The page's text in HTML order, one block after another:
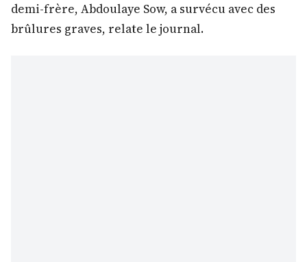
demi-frère, Abdoulaye Sow, a survécu avec des
brûlures graves, relate le journal.